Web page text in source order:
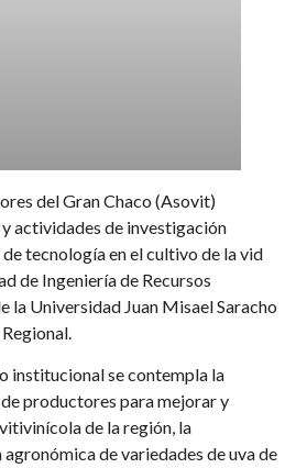
del Gran Chaco (Asovit)
actividades de investigación
tecnología en el cultivo de la vid
de Ingeniería de Recursos
la Universidad Juan Misael Saracho
institucional se contempla la
productores para mejorar y
de la región, la
de variedades de uva de